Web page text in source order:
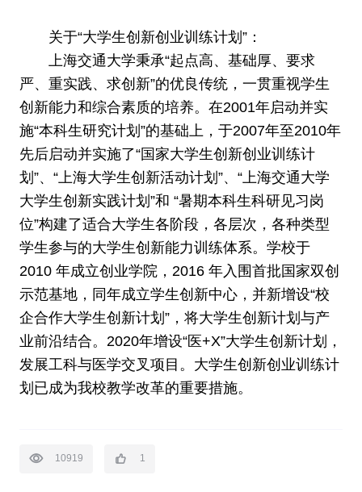
关于“大学生创新创业训练计划”：
上海交通大学秉承“起点高、基础厚、要求
严、重实践、求创新”的优良传统，一贯重视学生
创新能力和综合素质的培养。在2001年启动并实
施“本科生研究计划”的基础上，于2007年至2010年
先后启动并实施了“国家大学生创新创业训练计
划”、“上海大学生创新活动计划”、“上海交通大学
大学生创新实践计划”和 “暑期本科生科研见习岗
位”构建了适合大学生各阶段，各层次，各种类型
学生参与的大学生创新能力训练体系。学校于
2010 年成立创业学院，2016 年入围首批国家双创
示范基地，同年成立学生创新中心，并新增设“校
企合作大学生创新计划”，将大学生创新计划与产
业前沿结合。2020年增设“医+X”大学生创新计划，
发展工科与医学交叉项目。大学生创新创业训练计
划已成为我校教学改革的重要措施。
10919 1